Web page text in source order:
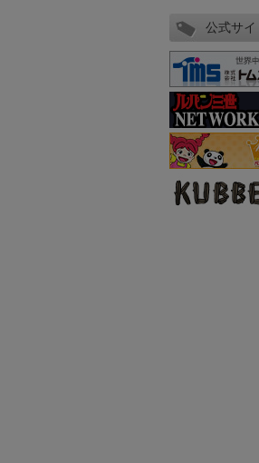
公式サイ